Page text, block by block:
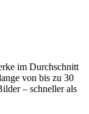
im Durchschnitt
von bis zu 30
– schneller als